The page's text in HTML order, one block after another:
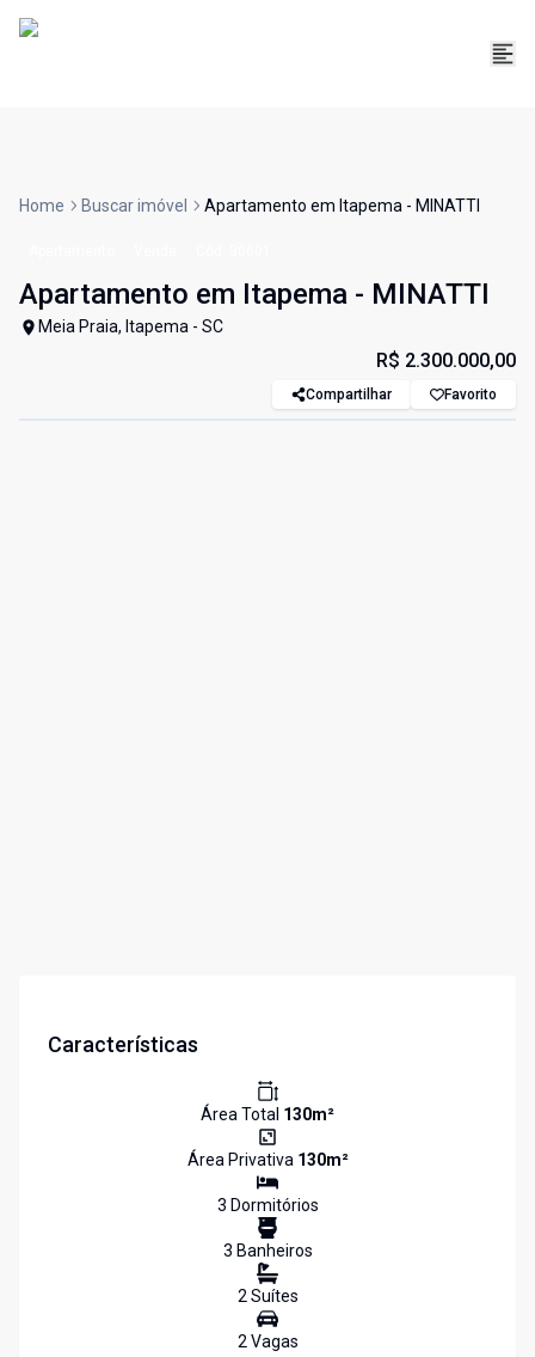
Home Buscar imóvel Apartamento em Itapema - MINATTI
Apartamento em Itapema - MINATTI
Meia Praia, Itapema - SC
R$ 2.300.000,00
Compartilhar Favorito
Características
Área Total 130m²
Área Privativa 130m²
3 Dormitórios
3 Banheiros
2Suítes
2Vagas